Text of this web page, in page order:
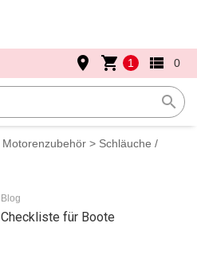
search
place shopping_cart 1 view_list 0
Motorenzubehör > Schläuche /
Blog
Checkliste für Boote